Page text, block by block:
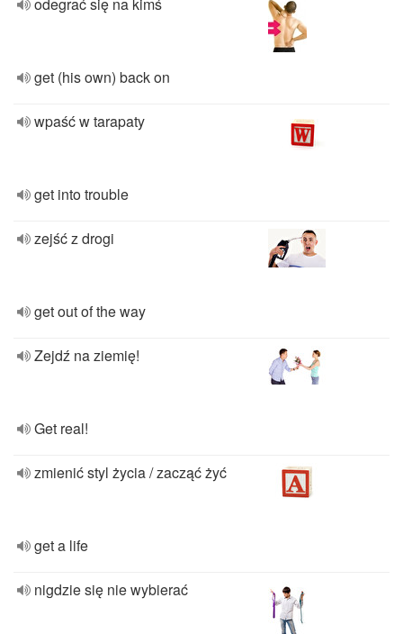
get (his own) back on
wpaść w tarapaty
get into trouble
zejść z drogi
get out of the way
Zejdź na ziemię!
Get real!
zmienić styl życia / zacząć żyć
get a life
nigdzie się nie wybierać